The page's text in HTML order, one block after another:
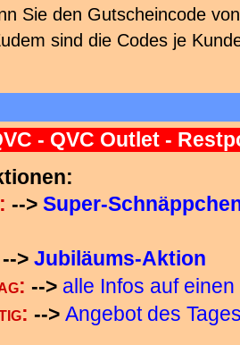
Sie den Gutscheincode
sind die Codes je
- QVC Outlet -
--> Super-
--> Jubiläums-Aktion
--> alle Infos auf einen
--> Angebot des